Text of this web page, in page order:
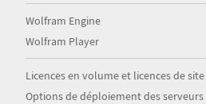
Wolfram Engine
Wolfram Player
Licences en volume et licences de site
Options de déploiement des serveurs